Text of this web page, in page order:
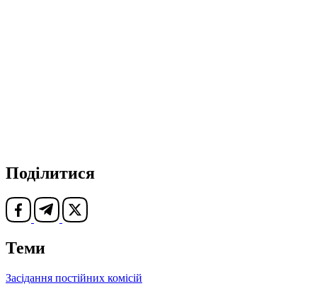
Поділитися
Теми
Засідання постійних комісій